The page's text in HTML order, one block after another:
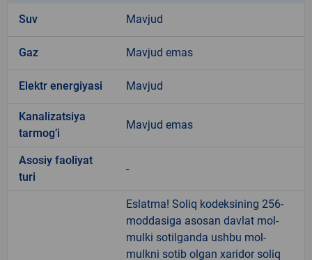
Suv Mavjud
Gaz Mavjud emas
Elektr energiyasi Mavjud
Kanalizatsiya
tarmogʼi
Mavjud emas
Аsosiy faoliyat
turi
-
Eslatma! Soliq kodeksining 256-
moddasiga asosan davlat mol-
mulki sotilganda ushbu mol-
mulkni sotib olgan xaridor soliq